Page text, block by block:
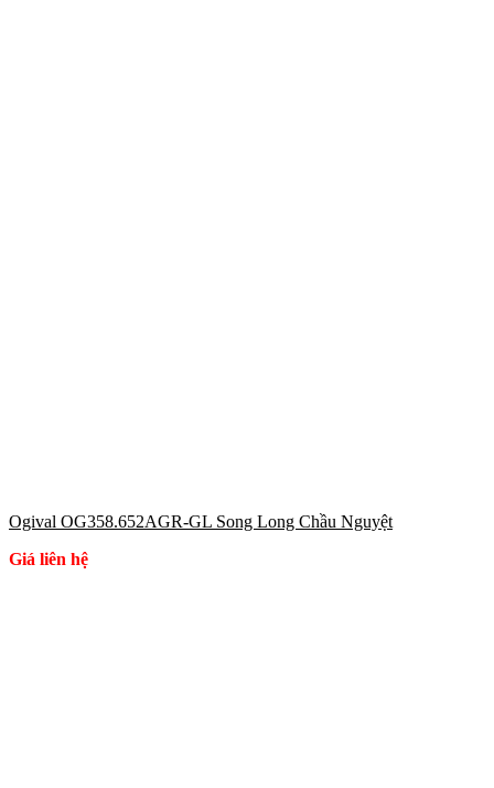
Ogival OG358.652AGR-GL Song Long Chầu Nguyệt
Giá liên hệ